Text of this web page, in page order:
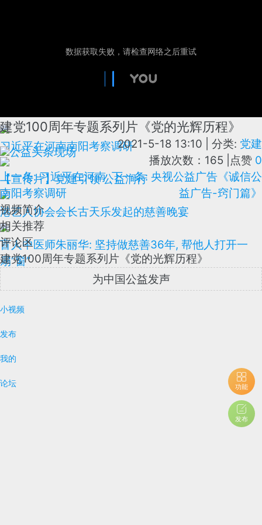
习近平在河南南阳考察调研
【宣传片】党建引领 公益涧行
港艺人协会会长古天乐发起的慈善晚宴
盲人中医师朱丽华: 坚持做慈善36年, 帮他人打开一
扇“窗”
建党100周年专题系列片《党的光辉历程》
公益头条现场
2021-5-18 13:10 分类: 党建
播放次数：165
点赞 0
上一条: 习近平在河南
南阳考察调研
下一条: 央视公益广告《诚信公
益广告-窍门篇》
视频简介
相关推荐
评论区
建党100周年专题系列片《党的光辉历程》
为中国公益发声
小视频
发布
我的
论坛 功能
发布